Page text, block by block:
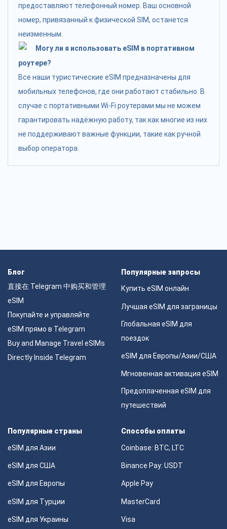
предоставляют телефонный номер. Ваш основной
номер, привязанный к физической SIM, останется
неизменным.
Могу ли я использовать eSIM в портативном
роутере?
Все наши туристические eSIM предназначены для
мобильных телефонов, где они работают стабильно. В
случае с портативными Wi-Fi роутерами мы не можем
гарантировать надёжную работу, так как многие из них
не поддерживают важные функции, такие как ручной
выбор оператора.
Блог
直接在 Telegram 中购买和管理
eSIM
Покупайте и управляйте
eSIM прямо в Telegram
Buy and Manage Travel eSIMs
Directly Inside Telegram
Популярные запросы
Купить eSIM онлайн
Лучшая eSIM для заграницы
Глобальная eSIM для
поездок
eSIM для Европы/Азии/США
Мгновенная активация eSIM
Предоплаченная eSIM для
путешествий
Популярные страны
eSIM для Азии
eSIM для США
eSIM для Европы
eSIM для Турции
eSIM для Украины
Способы оплаты
Coinbase: BTC, LTC
Binance Pay: USDT
Apple Pay
MasterCard
Visa